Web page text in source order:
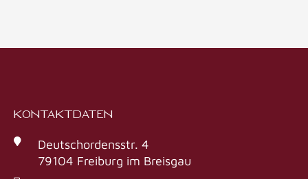
KONTAKTDATEN
Deutschordensstr. 4
79104 Freiburg im Breisgau